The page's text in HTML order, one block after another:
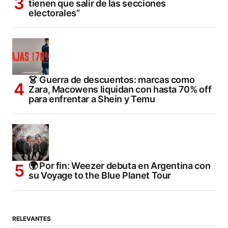
tienen que salir de las secciones
electorales”
👗 Guerra de descuentos: marcas como
Zara, Macowens liquidan con hasta 70% off
para enfrentar a Shein y Temu
🌍 Por fin: Weezer debuta en Argentina con
su Voyage to the Blue Planet Tour
RELEVANTES